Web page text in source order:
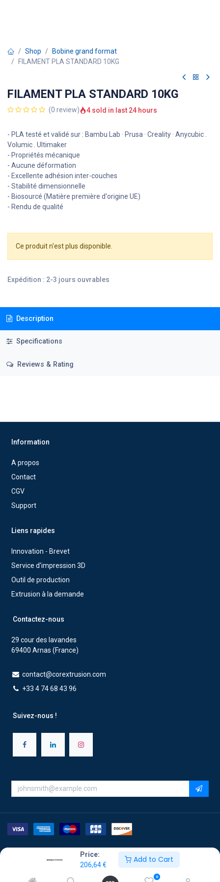
Price:
206,64€
Add to Cart
0
Shop
Bobine grand format
FILAMENT PLA STANDARD 10KG
FILAMENT PLA STANDARD 10KG
(0 review) 4 sold in last 24 hours
- PLA testé et validé sur : Bambu Lab · Prusa · Creality · Anycubic .
Volumic . Ultimaker
- Propriétés mécanique
- Aucune déformation
- Excellente adhésion inter-couches
- Stabilité dimensionnelle
- Biosourcé (Matière première d'origine UE)
- Rendu de qualité
Ce produit n'est plus disponible.
Expédition : 2-3 jours ouvrables
Description
Specifications
Reviews & Rating
Information
A propos
Contact
CGV
Support
Liens rapides
Innovation - Brevet
Service d'impression 3D
Outil de production
Extrusion à la demande
Contactez-nous
29 cour des lavandes
69400 Arnas (France)
contact@corextrusion.com
+33 4 74 68 43 96
Suivez-nous !
Copyright ©2026 Corextrusion - Tous droits réservés